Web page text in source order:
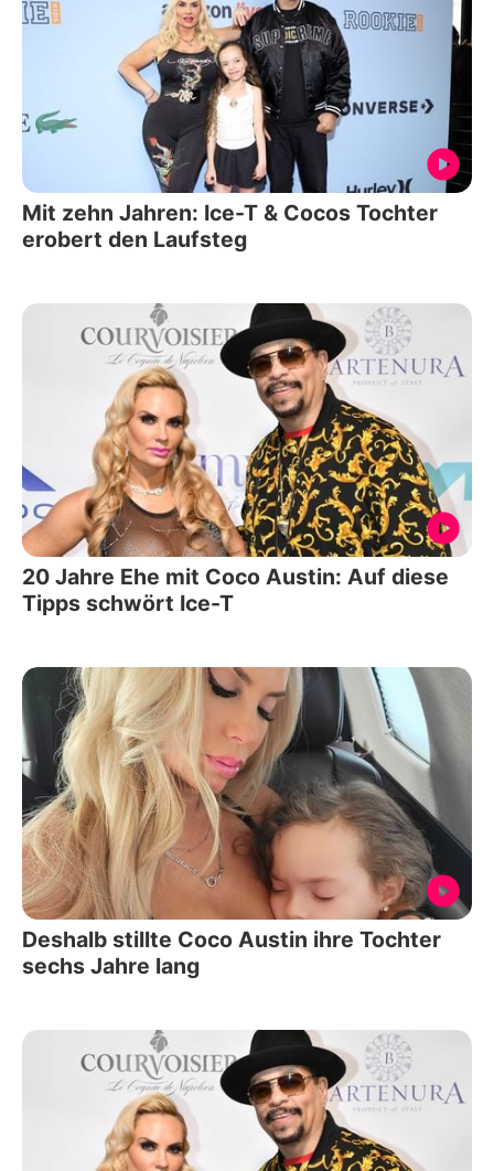
Mit zehn Jahren: Ice-T & Cocos Tochter
erobert den Laufsteg
20 Jahre Ehe mit Coco Austin: Auf diese
Tipps schwört Ice-T
Deshalb stillte Coco Austin ihre Tochter
sechs Jahre lang